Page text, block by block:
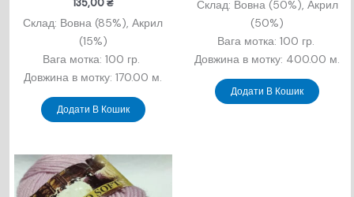
135,00₴
Склад: Вовна (85%), Акрил
(15%)
Вага мотка: 100 гр.
Довжина в мотку: 170.00 м.
Додати В Кошик
Склад: Вовна (50%), Акрил
(50%)
Вага мотка: 100 гр.
Довжина в мотку: 400.00 м.
Додати В Кошик